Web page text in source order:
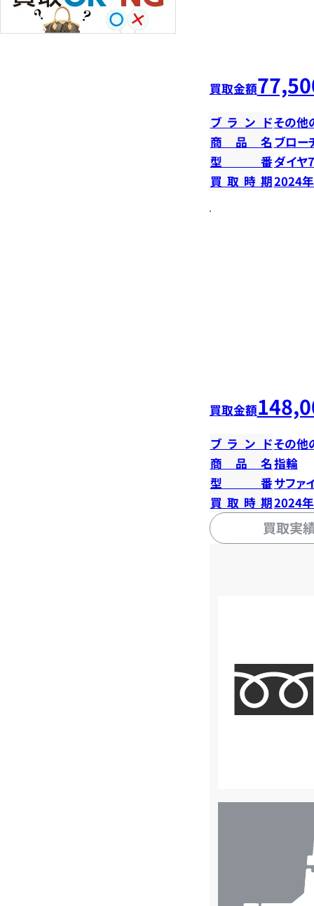
買取金額
ブランドその他
商品名 ブロー
型番ダイヤ
買取時期2024
買取金額
ブランドその他
商品名指輪
型番サファ
買取時期2024
買取実